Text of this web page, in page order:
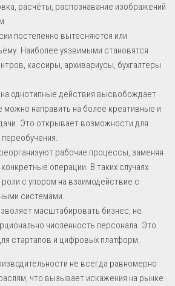
расчёты, распознавание изображений
постепенно вытесняются или
Наиболее уязвимыми становятся
кассиры, архивариусы, бухгалтеры
однотипные действия высвобождает
направить на более креативные и
Это открывает возможности для
рабочие процессы, заменяя
операции. В таких случаях
с упором на взаимодействие с
системами.
масштабировать бизнес, не
численность персонала. Это
стартапов и цифровых платформ.
не всегда равномерно
что вызывает искажения на рынке